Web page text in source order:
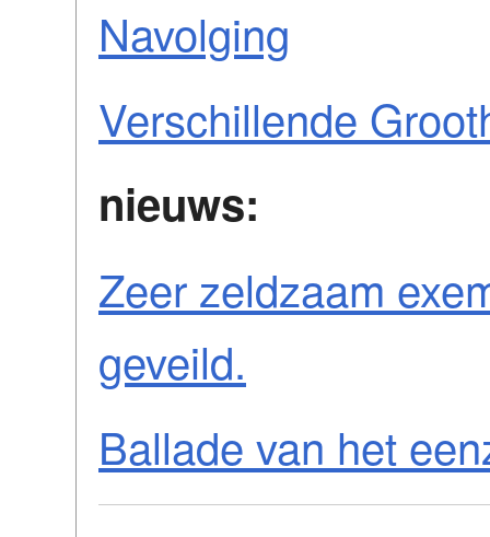
Navolging
Verschillende
nieuws:
Zeer zeldzaam
geveild.
Ballade van het